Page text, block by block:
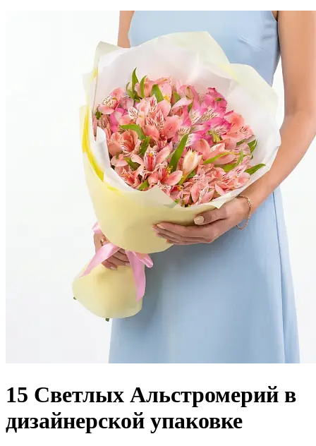
15 Светлых Альстромерий в
дизайнерской упаковке